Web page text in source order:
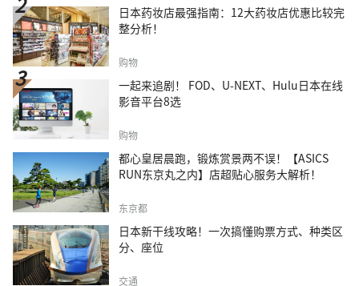
日本药妆店最强指南：12大药妆店优惠比较完
整分析！
购物
一起来追剧！ FOD、U-NEXT、Hulu日本在线
影音平台8选
购物
都心皇居晨跑，锻炼赏景两不误！【ASICS
RUN东京丸之内】店超贴心服务大解析！
东京都
日本新干线攻略！一次搞懂购票方式、种类区
分、座位
交通